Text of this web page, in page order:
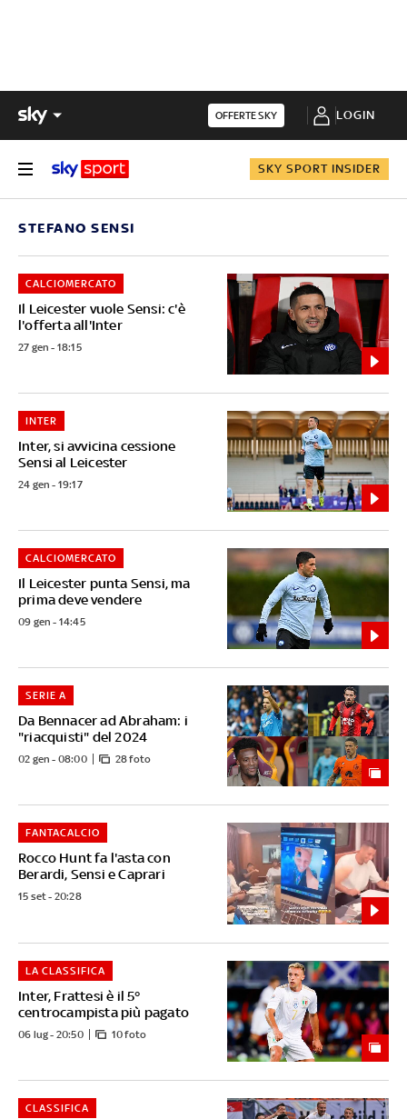
OFFERTE SKY LOGIN
SKY SPORT INSIDER
STEFANO SENSI
Il Leicester vuole Sensi: c'è
l'offerta all'Inter
CALCIOMERCATO
27 gen - 18:15
Inter, si avvicina cessione
Sensi al Leicester
INTER
24 gen - 19:17
Il Leicester punta Sensi, ma
prima deve vendere
CALCIOMERCATO
09 gen - 14:45
Da Bennacer ad Abraham: i
"riacquisti" del 2024
SERIE A
02 gen - 08:00 28 foto
Rocco Hunt fa l'asta con
Berardi, Sensi e Caprari
FANTACALCIO
15 set - 20:28
Inter, Frattesi è il 5°
centrocampista più pagato
LA CLASSIFICA
06 lug - 20:50 10 foto
CLASSIFICA